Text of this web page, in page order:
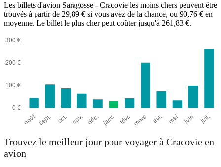
Les billets d'avion Saragosse - Cracovie les moins chers peuvent être
trouvés à partir de 29,89 € si vous avez de la chance, ou 90,76 € en
moyenne. Le billet le plus cher peut coûter jusqu'à 261,83 €.
Trouvez le meilleur jour pour voyager à Cracovie en
avion